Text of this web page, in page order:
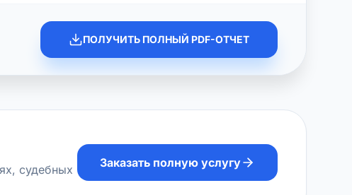
ПОЛУЧИТЬ ПОЛНЫЙ PDF-ОТЧЕТ
судебных
Заказать полную услугу